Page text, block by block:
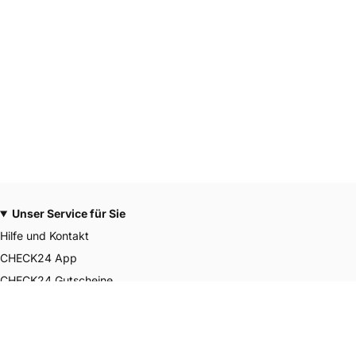
Unser Service für Sie
Hilfe und Kontakt
CHECK24 App
CHECK24 Gutscheine